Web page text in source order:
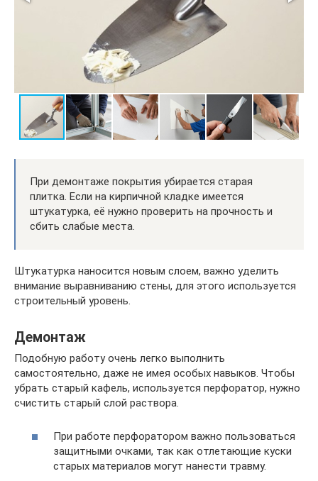
При демонтаже покрытия убирается старая
плитка. Если на кирпичной кладке имеется
штукатурка, её нужно проверить на прочность и
сбить слабые места.
Штукатурка наносится новым слоем, важно уделить
внимание выравниванию стены, для этого используется
строительный уровень.
Демонтаж
Подобную работу очень легко выполнить
самостоятельно, даже не имея особых навыков. Чтобы
убрать старый кафель, используется перфоратор, нужно
счистить старый слой раствора.
При работе перфоратором важно пользоваться
защитными очками, так как отлетающие куски
старых материалов могут нанести травму.